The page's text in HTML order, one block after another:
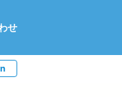
せ